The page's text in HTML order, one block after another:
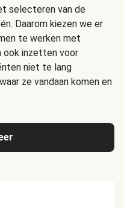
selecteren van de
Daarom kiezen we er
te werken met
ook inzetten voor
niet te lang
ze vandaan komen en